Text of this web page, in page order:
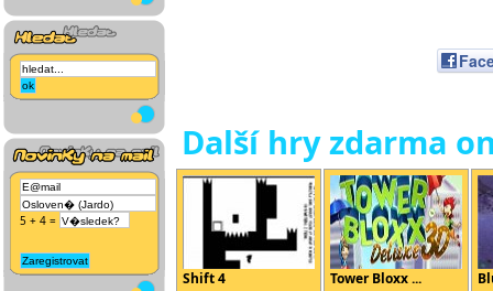
5 + 4 =
Další hry zdarma
Shift 4 Tower Bloxx ...